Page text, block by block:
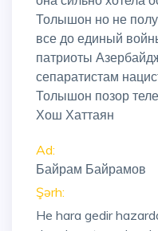
Толышон но не
все до единый
патриоты
сепаратистам
Толышон позор
Хош Хаттаян
Ad:
Байрам Байрамов
Şərh:
He hara gedir